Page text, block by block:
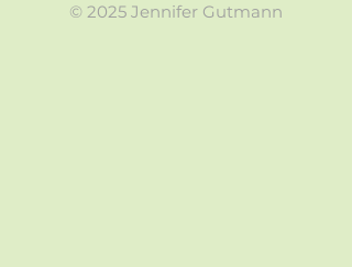
© 2025 Jennifer Gutmann